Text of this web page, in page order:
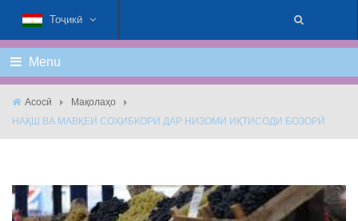
Тоҷикӣ
Menu
Асосӣ
Мақолаҳо
НАҚШ ВА МАВҚЕИ СОҲИБКОРӢ ДАР НИЗОМИ ИҚТИСОДИ БОЗОРӢ